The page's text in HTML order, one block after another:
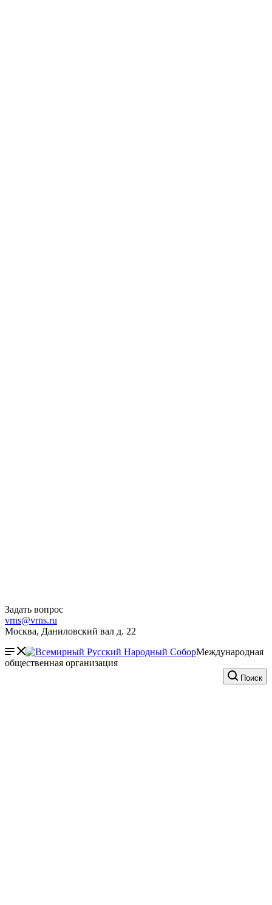
Задать вопрос
vrns@vrns.ru
Москва, Даниловский вал д. 22
Международная
общественная организация
Поиск